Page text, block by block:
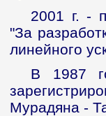
2001 г. -
"За
линейного
В 1987
Мурадяна -